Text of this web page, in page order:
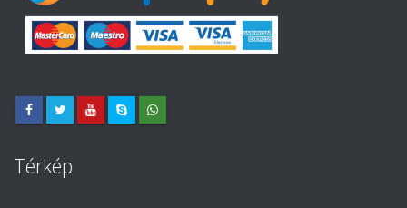
Térkép